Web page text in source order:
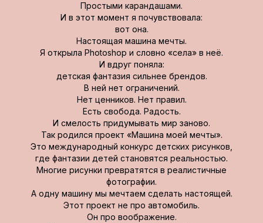
Простыми карандашами.
И в этот момент я почувствовала:
вот она.
Настоящая машина мечты.
Я открыла Photoshop и словно «села» в неё.
И вдруг поняла:
детская фантазия сильнее брендов.
В ней нет ограничений.
Нет ценников. Нет правил.
Есть свобода. Радость.
И смелость придумывать мир заново.
Так родился проект «Машина моей мечты».
Это международный конкурс детских рисунков,
где фантазии детей становятся реальностью.
Многие рисунки превратятся в реалистичные
фотографии.
А одну машину мы мечтаем сделать настоящей.
Этот проект не про автомобиль.
Он про воображение.